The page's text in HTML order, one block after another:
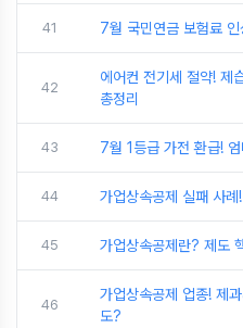
41 7월 국민연금 보험료
42
에어컨 전기세 절약! 제
총정리
43 7월 1등급 가전 환급!
44 가업상속공제 실패 사
45 가업상속공제란? 제도
46
가업상속공제 업종! 제
도?